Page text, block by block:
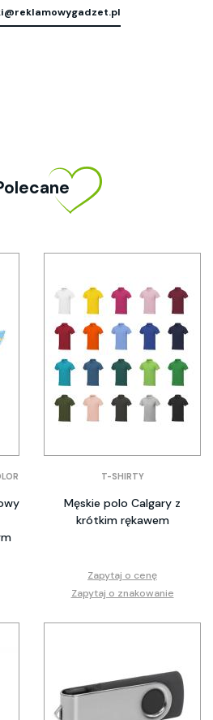
T-SHIRTY
Męskie polo Calgary z
krótkim rękawem
Zapytaj o cenę
Zapytaj o znakowanie